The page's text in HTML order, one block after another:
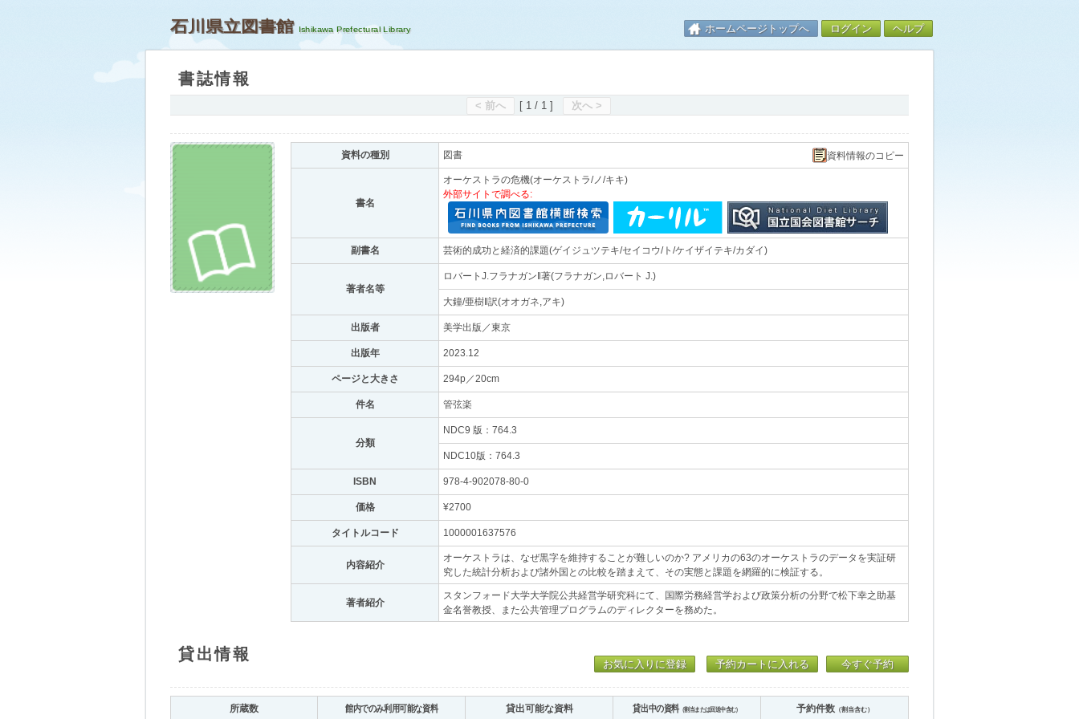
石川県立図書館 ホームページトップへ ログイン ヘルプ
書誌情報
< 前へ [ 1 / 1 ] 次へ >
資料の種別 図書 資料情報のコピー
書名
オーケストラの危機(オーケストラ/ノ/キキ)
外部サイトで調べる:
副書名 芸術的成功と経済的課題(ゲイジュツテキ/セイコウ/ト/ケイザイテキ/カダイ)
著者名等
ロバートJ.フラナガン‖著(フラナガン,ロバート J.)
大鐘/亜樹‖訳(オオガネ,アキ)
出版者 美学出版／東京
出版年 2023.12
ページと大きさ 294p／20cm
件名 管弦楽
分類
NDC9 版：764.3
NDC10版：764.3
ISBN 978-4-902078-80-0
価格 ¥2700
タイトルコード 1000001637576
内容紹介
オーケストラは、なぜ黒字を維持することが難しいのか? アメリカの63のオーケストラのデータを実証研
究した統計分析および諸外国との比較を踏まえて、その実態と課題を網羅的に検証する。
著者紹介
スタンフォード大学大学院公共経営学研究科にて、国際労務経営学および政策分析の分野で松下幸之助基
金名誉教授、また公共管理プログラムのディレクターを務めた。
貸出情報
お気に入りに登録 予約カートに入れる 今すぐ予約
所蔵数 館内でのみ利用可能な資料 貸出可能な資料 貸出中の資料（割当または回送中含む） 予約件数（割当含む）